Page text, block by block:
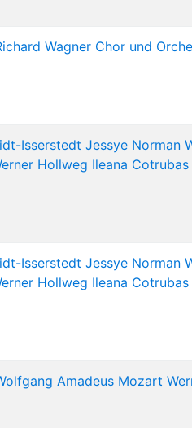
Wagner Chor und
Isserstedt Jessye Norman
Hollweg Ileana Cotrubas
Isserstedt Jessye Norman
Hollweg Ileana Cotrubas
Amadeus Mozart